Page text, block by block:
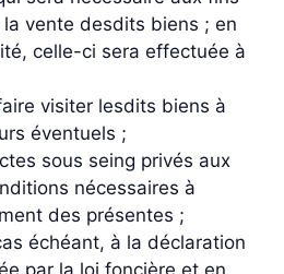
vente desdits biens ; en
celle-ci sera effectuée à
visiter lesdits biens à
éventuels ;
sous seing privés aux
nécessaires à
des présentes ;
échéant, à la déclaration
par la loi foncière et en